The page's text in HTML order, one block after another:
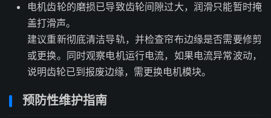
电机齿轮的磨损已导致齿轮间隙过大，润滑只能暂时掩
盖打滑声。
建议重新彻底清洁导轨，并检查帘布边缘是否需要修剪
或更换。同时观察电机运行电流，如果电流异常波动，
说明齿轮已到报废边缘，需更换电机模块。
预防性维护指南